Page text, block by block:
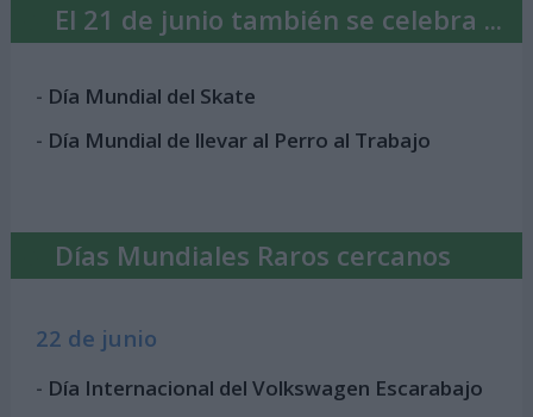
El 21 de junio también se celebra ...
- Día Mundial del Skate
- Día Mundial de llevar al Perro al Trabajo
Días Mundiales Raros cercanos
22 de junio
- Día Internacional del Volkswagen Escarabajo